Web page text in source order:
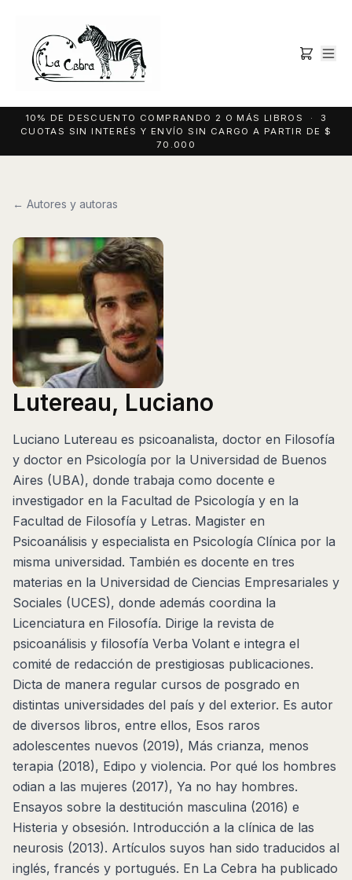
10% DE DESCUENTO COMPRANDO 2 O MÁS LIBROS · 3
CUOTAS SIN INTERÉS Y ENVÍO SIN CARGO A PARTIR DE $
70.000
← Autores y autoras
Lutereau, Luciano
Luciano Lutereau es psicoanalista, doctor en Filosofía
y doctor en Psicología por la Universidad de Buenos
Aires (UBA), donde trabaja como docente e
investigador en la Facultad de Psicología y en la
Facultad de Filosofía y Letras. Magister en
Psicoanálisis y especialista en Psicología Clínica por la
misma universidad. También es docente en tres
materias en la Universidad de Ciencias Empresariales y
Sociales (UCES), donde además coordina la
Licenciatura en Filosofía. Dirige la revista de
psicoanálisis y filosofía Verba Volant e integra el
comité de redacción de prestigiosas publicaciones.
Dicta de manera regular cursos de posgrado en
distintas universidades del país y del exterior. Es autor
de diversos libros, entre ellos, Esos raros
adolescentes nuevos (2019), Más crianza, menos
terapia (2018), Edipo y violencia. Por qué los hombres
odian a las mujeres (2017), Ya no hay hombres.
Ensayos sobre la destitución masculina (2016) e
Histeria y obsesión. Introducción a la clínica de las
neurosis (2013). Artículos suyos han sido traducidos al
inglés, francés y portugués. En La Cebra ha publicado